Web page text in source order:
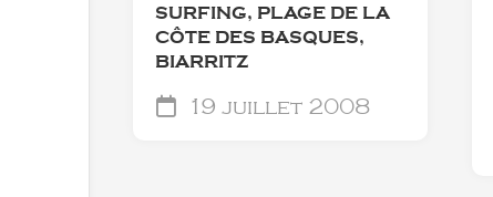
SURFING, PLAGE DE LA
CÔTE DES BASQUES,
BIARRITZ
19 juillet 2008